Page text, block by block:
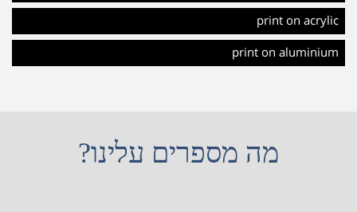
print on acrylic
print on aluminium
מה מספרים עלינו?